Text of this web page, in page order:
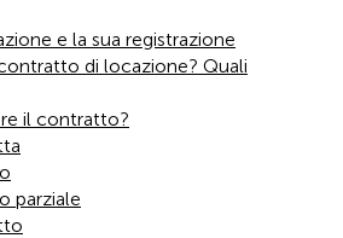
e la sua registrazione
di locazione? Quali
il contratto?
parziale